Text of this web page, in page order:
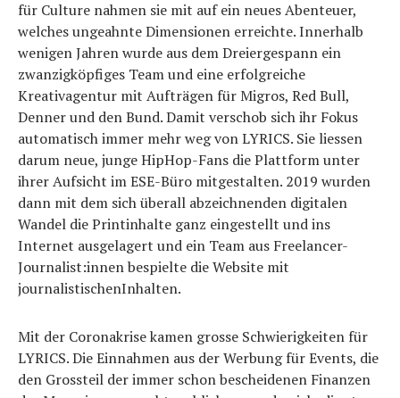
für Culture nahmen sie mit auf ein neues Abenteuer,
welches ungeahnte Dimensionen erreichte. Innerhalb
wenigen Jahren wurde aus dem Dreiergespann ein
zwanzigköpfiges Team und eine erfolgreiche
Kreativagentur mit Aufträgen für Migros, Red Bull,
Denner und den Bund. Damit verschob sich ihr Fokus
automatisch immer mehr weg von LYRICS. Sie liessen
darum neue, junge HipHop-Fans die Plattform unter
ihrer Aufsicht im ESE-Büro mitgestalten. 2019 wurden
dann mit dem sich überall abzeichnenden digitalen
Wandel die Printinhalte ganz eingestellt und ins
Internet ausgelagert und ein Team aus Freelancer-
Journalist:innen bespielte die Website mit
journalistischenInhalten.
Mit der Coronakrise kamen grosse Schwierigkeiten für
LYRICS. Die Einnahmen aus der Werbung für Events, die
den Grossteil der immer schon bescheidenen Finanzen